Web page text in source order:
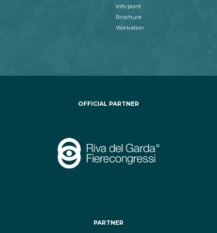
Info point
Brochure
Workation
OFFICIAL PARTNER
PARTNER